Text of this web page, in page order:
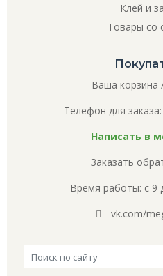
Клей и
Товары со
Ваша корзина
Телефон для заказа:
Написать в
Заказать
Время работы: с 9
vk.com/